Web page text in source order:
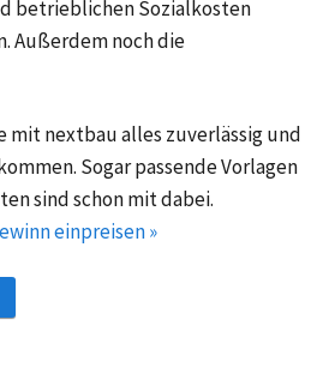
betrieblichen Sozialkosten
Außerdem noch die
mit nextbau alles zuverlässig und
Sogar passende Vorlagen
sind schon mit dabei.
einpreisen »